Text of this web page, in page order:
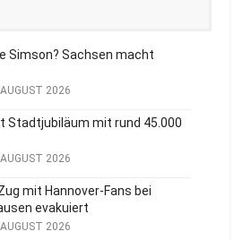
Simson? Sachsen macht
2026
Stadtjubiläum mit rund 45.000
2026
mit Hannover-Fans bei
evakuiert
2026